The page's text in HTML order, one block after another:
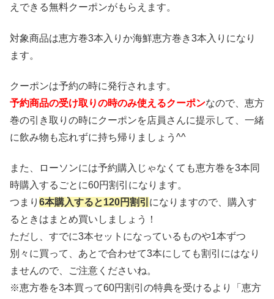
えできる無料クーポンがもらえます。
対象商品は恵方巻3本入りか海鮮恵方巻き3本入りになり
ます。
クーポンは予約の時に発行されます。
予約商品の受け取りの時のみ使えるクーポンなので、恵方
巻の引き取りの時にクーポンを店員さんに提示して、一緒
に飲み物も忘れずに持ち帰りましょう^^
また、ローソンには予約購入じゃなくても恵方巻を3本同
時購入するごとに60円割引になります。
つまり 6本購入すると120円割引 になりますので、購入す
るときはまとめ買いしましょう！
ただし、すでに3本セットになっているものや1本ずつ
別々に買って、あとで合わせて3本にしても割引にはなり
ませんので、ご注意くださいね。
※恵方巻を3本買って60円割引の特典を受けるより「恵方